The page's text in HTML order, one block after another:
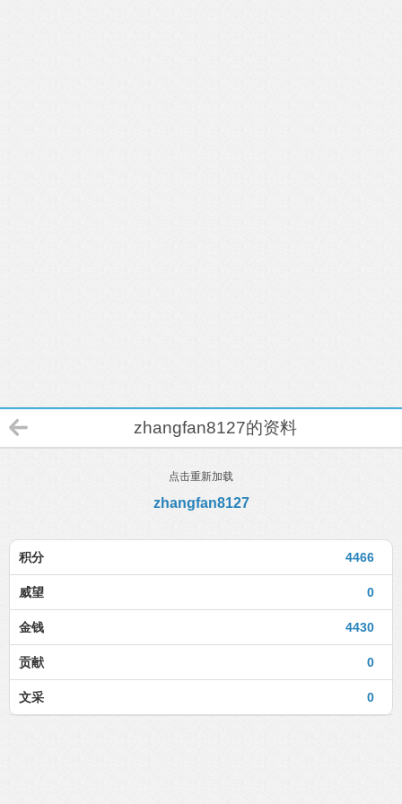
zhangfan8127的资料
点击重新加载
zhangfan8127
4466
积分
0
威望
4430
金钱
0
贡献
0
文采